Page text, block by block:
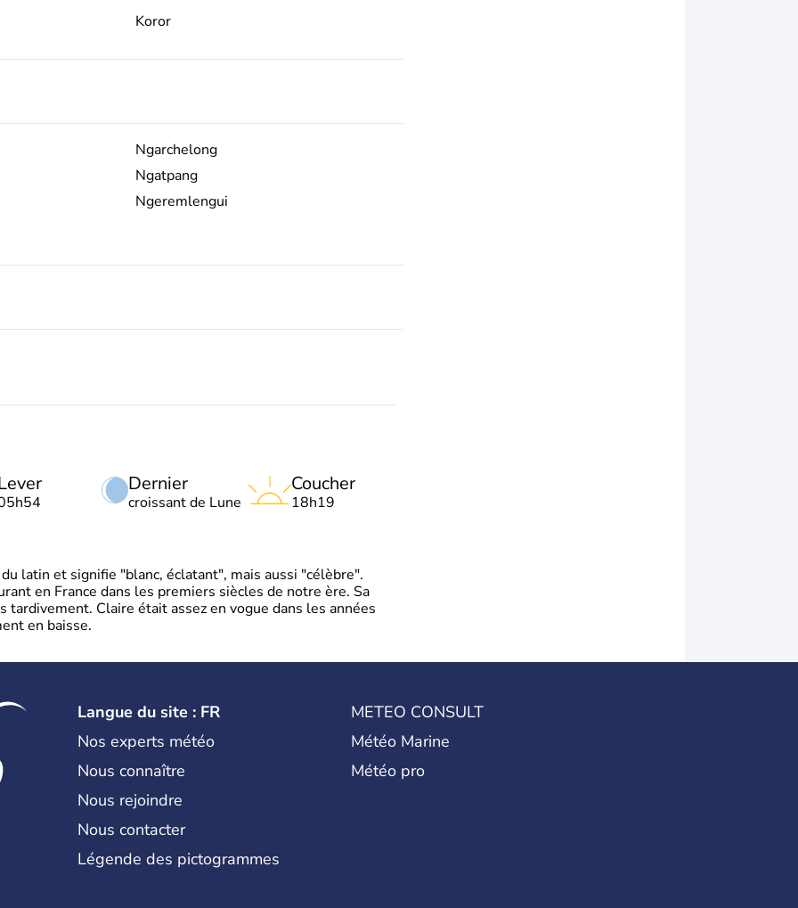
Koror
Ngarchelong
Ngatpang
Ngeremlengui
Dernier
croissant de Lune
Coucher
18h19
latin et signifie "blanc, éclatant", mais aussi "célèbre".
en France dans les premiers siècles de notre ère. Sa
tardivement. Claire était assez en vogue dans les années
en baisse.
Langue du site : FR
Nos experts météo
Nous connaître
Nous rejoindre
Nous contacter
Légende des pictogrammes
METEO CONSULT
Météo Marine
Météo pro